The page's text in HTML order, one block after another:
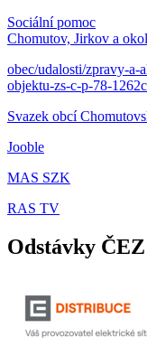
Sociální pomoc
Chomutov, Jirkov a
obec/udalosti/zpravy-a-
objektu-zs-c-p-78-
Svazek obcí
Jooble
MAS SZK
RAS TV
Odstávky ČEZ